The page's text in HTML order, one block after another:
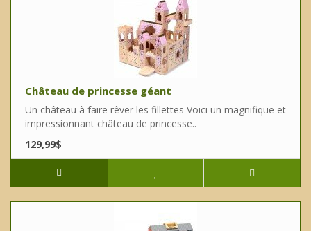
Château de princesse géant
Un château à faire rêver les fillettes Voici un magnifique et
impressionnant château de princesse..
129,99$